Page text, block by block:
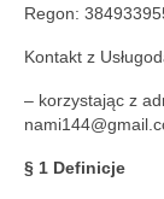
Zakładki
Regon:
Kontakt z
– korzystając z
§ 1 Definicje